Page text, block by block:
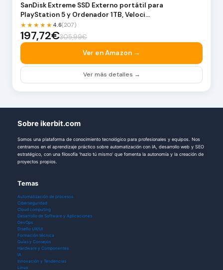
SanDisk Extreme SSD Externo portátil para
PlayStation 5 y Ordenador 1TB, Veloci…
★★★★★ 4.6(207)
197,72€305,99€
Ver en Amazon →
Ver más detalles →
Sobre ikerbit.com
Somos una plataforma de conocimiento tecnológico para profesionales y equipos. Nos
centramos en el aprendizaje práctico sobre automatización con IA, desarrollo web y SEO
estratégico, con una filosofía 'hazlo tú mismo' que fomenta la autonomía y la creación de
proyectos propios.
Temas
Automatización de procesos
Ciberseguridad
Cloud computing
Desarrollo de Software y Aplicaciones
DevOps
Diseño UX/UI
Formación técnica
Guías y Consejos
Hardware y Componentes
IA
Innovación y Tendencias
Linux